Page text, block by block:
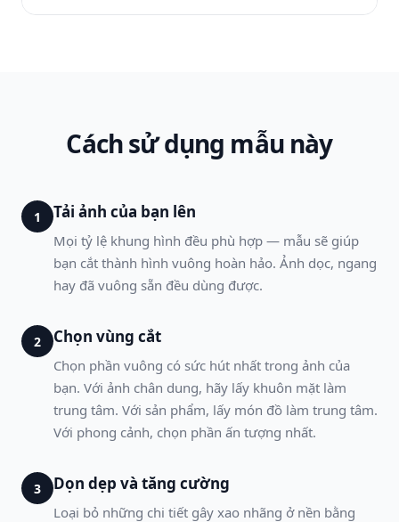
Cách sử dụng mẫu này
1 Tải ảnh của bạn lên
Mọi tỷ lệ khung hình đều phù hợp — mẫu sẽ giúp
bạn cắt thành hình vuông hoàn hảo. Ảnh dọc, ngang
hay đã vuông sẵn đều dùng được.
2 Chọn vùng cắt
Chọn phần vuông có sức hút nhất trong ảnh của
bạn. Với ảnh chân dung, hãy lấy khuôn mặt làm
trung tâm. Với sản phẩm, lấy món đồ làm trung tâm.
Với phong cảnh, chọn phần ấn tượng nhất.
3 Dọn dẹp và tăng cường
Loại bỏ những chi tiết gây xao nhãng ở nền bằng